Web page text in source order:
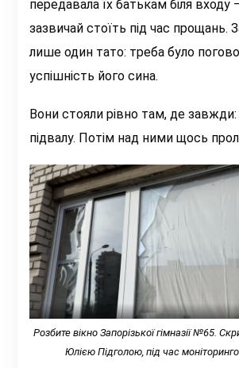
передавала їх батькам біля входу
зазвичай стоїть під час прощань.
лише один тато: треба було
успішність його сина.
Вони стояли рівно там, де завжди:
підвалу. Потім над ними щось
Розбите вікно Запорізької гімназії №65.
Юлією Підголою, під час